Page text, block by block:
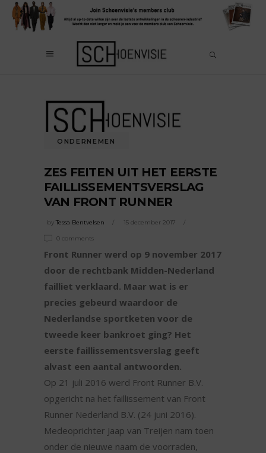
ONDERNEMEN
ZES FEITEN UIT HET EERSTE
FAILLISSEMENTSVERSLAG
VAN FRONT RUNNER
by Tessa Bentvelsen 15 december 2017
0 comments
Front Runner werd op 9 november 2017
door de rechtbank Midden-Nederland
failliet verklaard. Maar wat is er
precies gebeurd waardoor de
Nederlandse sportketen voor de
tweede keer bankroet ging? Het
eerste faillissementsverslag geeft
alvast een aantal antwoorden.
Op 21 juli 2016 werd Front Runner B.V.
opgericht na het faillissement van Front
Runner Nederland B.V. (24 juni 2016).
Medeoprichter Jaap van Treijen nam toen
onder de nieuwe naam de voorraden,